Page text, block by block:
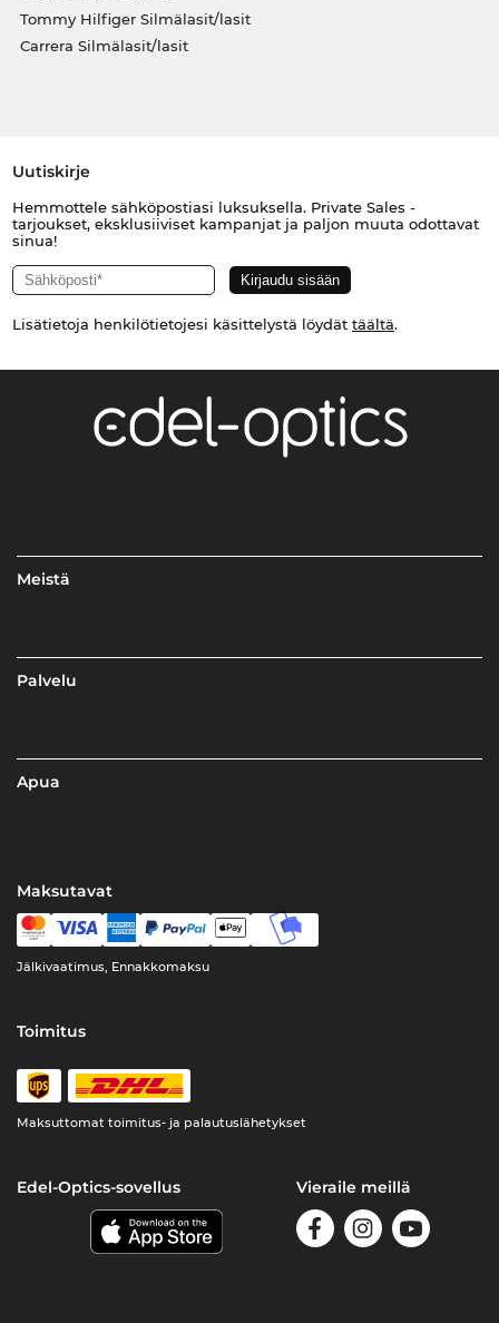
Tommy Hilfiger Silmälasit/lasit
Carrera Silmälasit/lasit
Uutiskirje
Hemmottele sähköpostiasi luksuksella. Private Sales -
tarjoukset, eksklusiiviset kampanjat ja paljon muuta odottavat
sinua!
Lisätietoja henkilötietojesi käsittelystä löydät täältä.
Meistä
Palvelu
Apua
Maksutavat
Jälkivaatimus, Ennakkomaksu
Toimitus
Maksuttomat toimitus- ja palautuslähetykset
Edel-Optics-sovellus Vieraile meillä